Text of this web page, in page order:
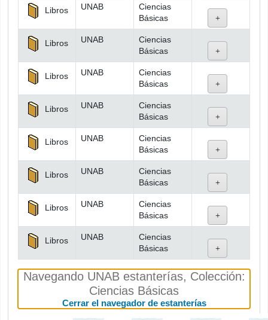
Libros UNAB
Ciencias
Básicas
Libros UNAB
Ciencias
Básicas
Libros UNAB
Ciencias
Básicas
Libros UNAB
Ciencias
Básicas
Libros UNAB
Ciencias
Básicas
Libros UNAB
Ciencias
Básicas
Libros UNAB
Ciencias
Básicas
Libros UNAB
Ciencias
Básicas
Navegando UNAB estanterías, Colección:
Ciencias Básicas
Cerrar el navegador de estanterías(Oculta el